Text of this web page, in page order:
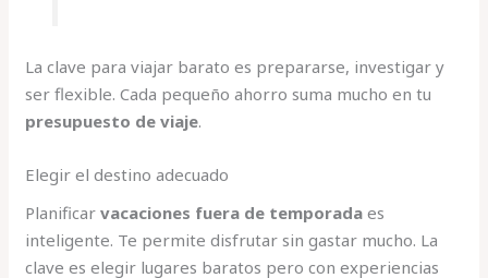
La clave para viajar barato es prepararse, investigar y
ser flexible. Cada pequeño ahorro suma mucho en tu
presupuesto de viaje.
Elegir el destino adecuado
Planificarvacaciones fuera de temporada es
inteligente. Te permite disfrutar sin gastar mucho. La
clave es elegir lugares baratos pero con experiencias